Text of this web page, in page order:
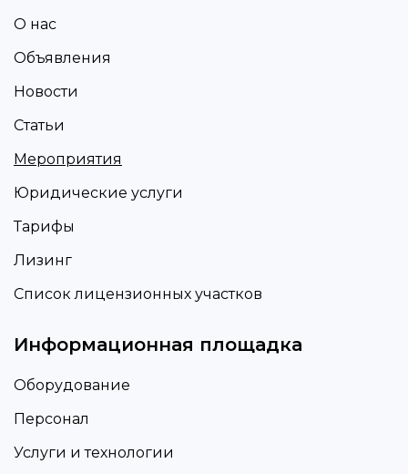
О нас
Объявления
Новости
Статьи
Мероприятия
Юридические услуги
Тарифы
Лизинг
Список лицензионных участков
Информационная площадка
Оборудование
Персонал
Услуги и технологии